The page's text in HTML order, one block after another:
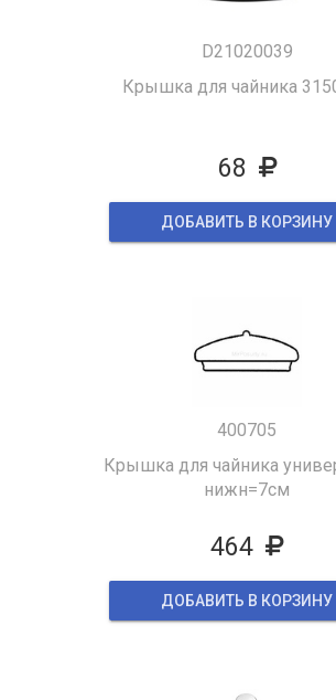
D21020039
Крышка для чайника
68
ДОБАВИТЬ В КОРЗИНУ
400705
Крышка для чайника
нижн=7см
464
ДОБАВИТЬ В КОРЗИНУ